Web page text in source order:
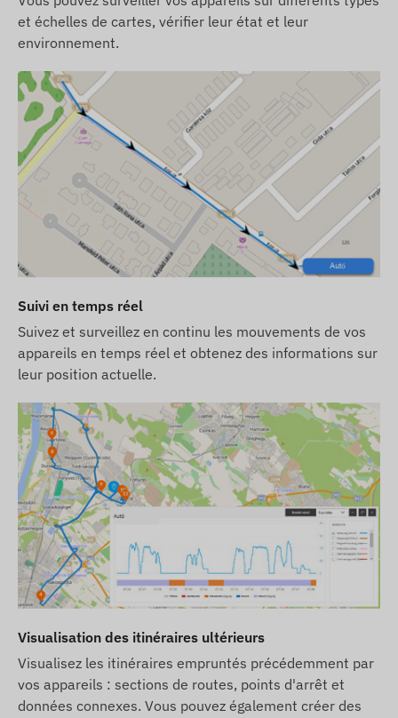
et échelles de cartes, vérifier leur état et leur
environnement.
Suivi en temps réel
Suivez et surveillez en continu les mouvements de vos
appareils en temps réel et obtenez des informations sur
leur position actuelle.
Visualisation des itinéraires ultérieurs
Visualisez les itinéraires empruntés précédemment par
vos appareils : sections de routes, points d'arrêt et
données connexes. Vous pouvez également créer des